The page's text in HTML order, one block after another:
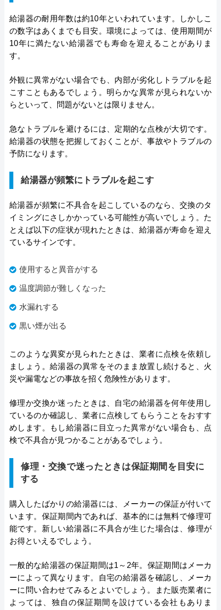
給湯器の耐用年数は約10年といわれています。しかしこ
の数字はあくまでも目安。環境によっては、使用期間が
10年に満たない給湯器でも寿命を迎えることがありま
す。
外観に異常がない場合でも、内部が劣化しトラブルを起
こすこともあるでしょう。明らかな異常が見られないか
らといって、問題がないとは限りません。
急なトラブルを避けるには、定期的な点検が大切です。
給湯器の状態を把握しておくことが、事故やトラブルの
予防になります。
給湯器が頻繁にトラブルを起こす
給湯器が頻繁に不具合を起こしているのなら、交換のタ
イミングにさしかかっている可能性が高いでしょう。た
とえば以下の症状が現れたときは、給湯器が寿命を迎え
ているサインです。
使用すると異音がする
温度調節が難しくなった
水漏れする
黒い煙が出る
このような異変が見られたときは、業者に点検を依頼し
ましょう。給湯器の異常をそのまま放置し続けると、火
災や漏電などの事故を招く危険性があります。
修理か交換か迷ったときは、自宅の給湯器を何年使用し
ているのか確認し、業者に点検してもらうことをおすす
めします。もし給湯器に目立った異常がない場合も、点
検で不具合が見つかることがあるでしょう。
修理・交換で迷ったときは保証期間を目安に
する
購入したばかりの給湯器には、メーカーの保証が付いて
います。保証期間内であれば、基本的には無料で修理可
能です。新しい給湯器に不具合が生じた場合は、修理が
お得といえるでしょう。
一般的な給湯器の保証期間は1～2年。保証期間はメーカ
ーによって異なります。自宅の給湯器を確認し、メーカ
ーに問い合わせてみるとよいでしょう。また販売業者に
よっては、独自の保証期間を設けている会社もありま